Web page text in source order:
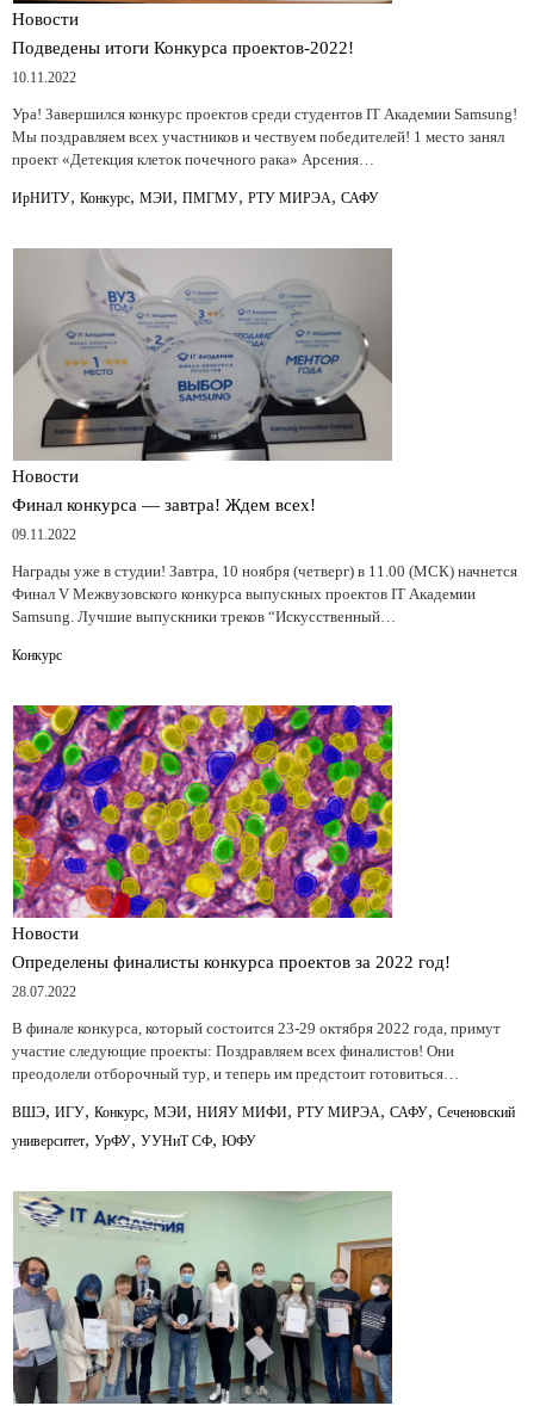
Новости
Подведены итоги Конкурса проектов-2022!
10.11.2022
Ура! Завершился конкурс проектов среди студентов IT Академии Samsung!
Мы поздравляем всех участников и чествуем победителей! 1 место занял
проект «Детекция клеток почечного рака» Арсения…
ИрНИТУ, Конкурс, МЭИ, ПМГМУ, РТУ МИРЭА, САФУ
Новости
Финал конкурса — завтра! Ждем всех!
09.11.2022
Награды уже в студии! Завтра, 10 ноября (четверг) в 11.00 (МСК) начнется
Финал V Межвузовского конкурса выпускных проектов IT Академии
Samsung. Лучшие выпускники треков “Искусственный…
Конкурс
Новости
Определены финалисты конкурса проектов за 2022 год!
28.07.2022
В финале конкурса, который состоится 23-29 октября 2022 года, примут
участие следующие проекты: Поздравляем всех финалистов! Они
преодолели отборочный тур, и теперь им предстоит готовиться…
ВШЭ, ИГУ, Конкурс, МЭИ, НИЯУ МИФИ, РТУ МИРЭА, САФУ, Сеченовский
университет, УрФУ, УУНиТ СФ, ЮФУ